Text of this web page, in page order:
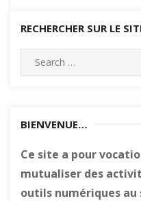
RECHERCHER SUR LE
BIENVENUE…
Ce site a pour
mutualiser des
outils numériques